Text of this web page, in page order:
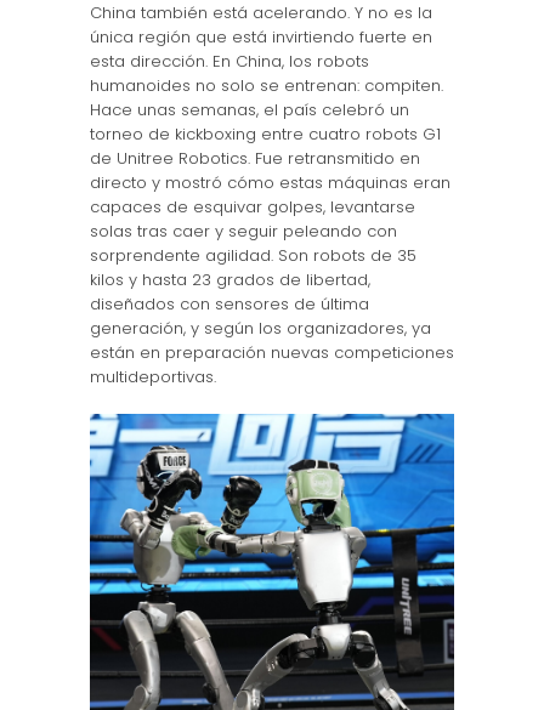
China también está acelerando. Y no es la
única región que está invirtiendo fuerte en
esta dirección. En China, los robots
humanoides no solo se entrenan: compiten.
Hace unas semanas, el país celebró un
torneo de kickboxing entre cuatro robots G1
de Unitree Robotics. Fue retransmitido en
directo y mostró cómo estas máquinas eran
capaces de esquivar golpes, levantarse
solas tras caer y seguir peleando con
sorprendente agilidad. Son robots de 35
kilos y hasta 23 grados de libertad,
diseñados con sensores de última
generación, y según los organizadores, ya
están en preparación nuevas competiciones
multideportivas.